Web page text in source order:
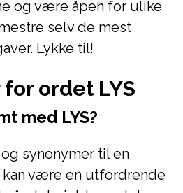
og være åpen for ulike
selv de mest
Lykke til!
ordet LYS
med LYS?
synonymer til en
være en utfordrende